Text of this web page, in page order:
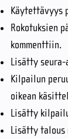
Käytettävyys
Rokotuksien
kommenttiin.
Lisätty seura-
Kilpailun
oikean
Lisätty
Lisätty